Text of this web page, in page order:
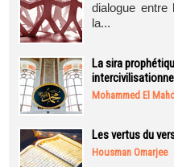
dialogue
la...
La sira
Mohammed El
Les vertus du
Housman Omarjee